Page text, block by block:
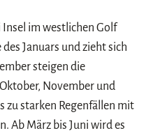
Insel im westlichen Golf
Januars und zieht sich
steigen die
November und
zu starken Regenfällen mit
Ab März bis Juni wird es